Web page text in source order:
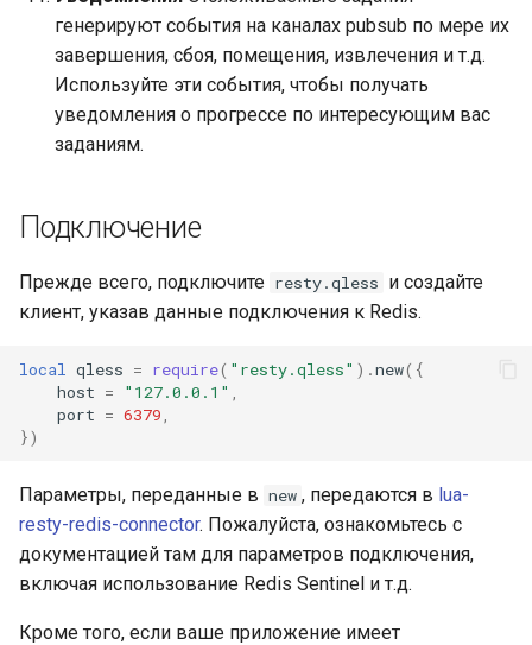
log-zmq
loop-detect
lua-upstream
lua
markdown
naxsi
nchan
ndk
nftset-access
генерируют события на каналах pubsub по мере их
завершения, сбоя, помещения, извлечения и т.д.
Используйте эти события, чтобы получать
уведомления о прогрессе по интересующим вас
заданиям.
Подключение
Прежде всего, подключите resty.qless и создайте
клиент, указав данные подключения к Redis.
local qless = require( "resty.qless" ).new({
host = "127.0.0.1"
port = 6379
})
Параметры, переданные в new , передаются в lua-
resty-redis-connector. Пожалуйста, ознакомьтесь с
документацией там для параметров подключения,
включая использование Redis Sentinel и т.д.
Кроме того, если ваше приложение имеет